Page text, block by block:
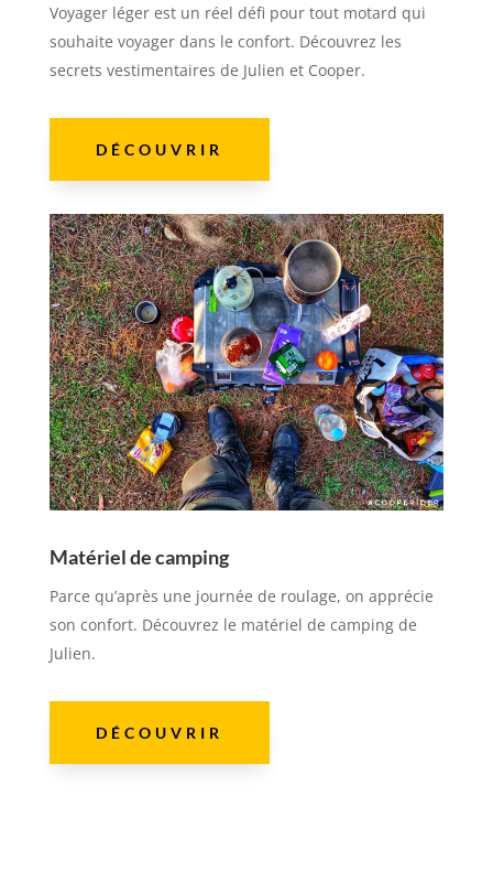
Voyager léger est un réel défi pour tout motard qui
souhaite voyager dans le confort. Découvrez les
secrets vestimentaires de Julien et Cooper.
DÉCOUVRIR
Matériel de camping
Parce qu’après une journée de roulage, on apprécie
son confort. Découvrez le matériel de camping de
Julien.
DÉCOUVRIR